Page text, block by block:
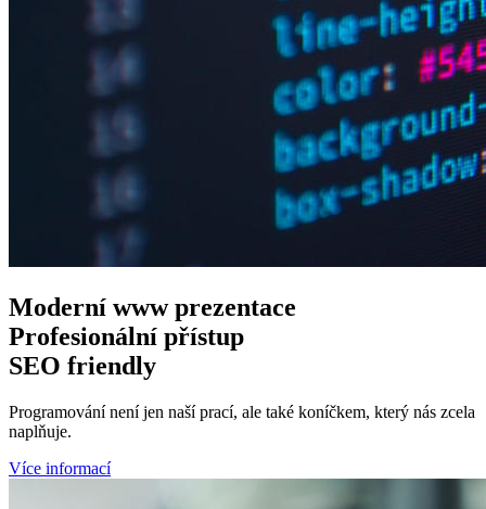
Moderní wwwprezentace
Profesionální přístup
SEO friendly
Programování není jen naší prací, ale také koníčkem, který nás zcela
naplňuje.
Více informací